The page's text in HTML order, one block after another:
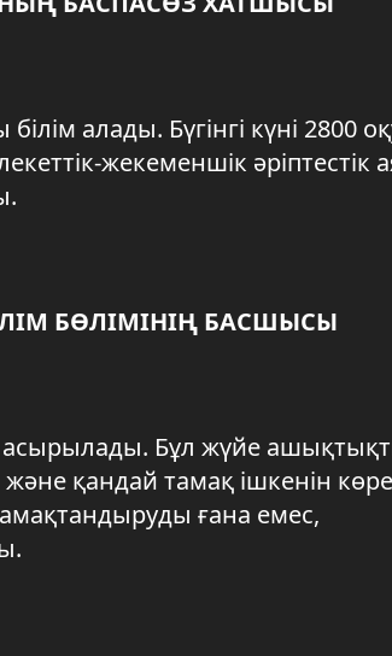
алады. Бүгінгі күні 2800
жекеменшік әріптестік
БӨЛІМІНІҢ БАСШЫСЫ
асырылады. Бұл жүйе
қандай тамақ ішкенін
ғана емес,